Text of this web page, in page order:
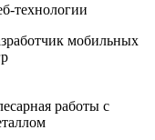
технологии
мобильных
работы с